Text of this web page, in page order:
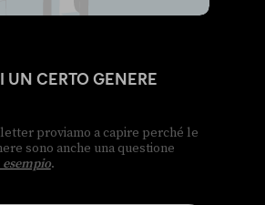
UN CERTO GENERE
proviamo a capire perché le
sono anche una questione
.